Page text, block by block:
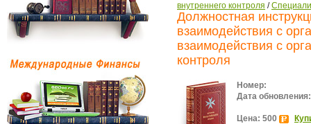
внутреннего контроля /
Должностная
взаимодействия с
взаимодействия с
контроля
Номер:
Дата обновления:
Цена: 500